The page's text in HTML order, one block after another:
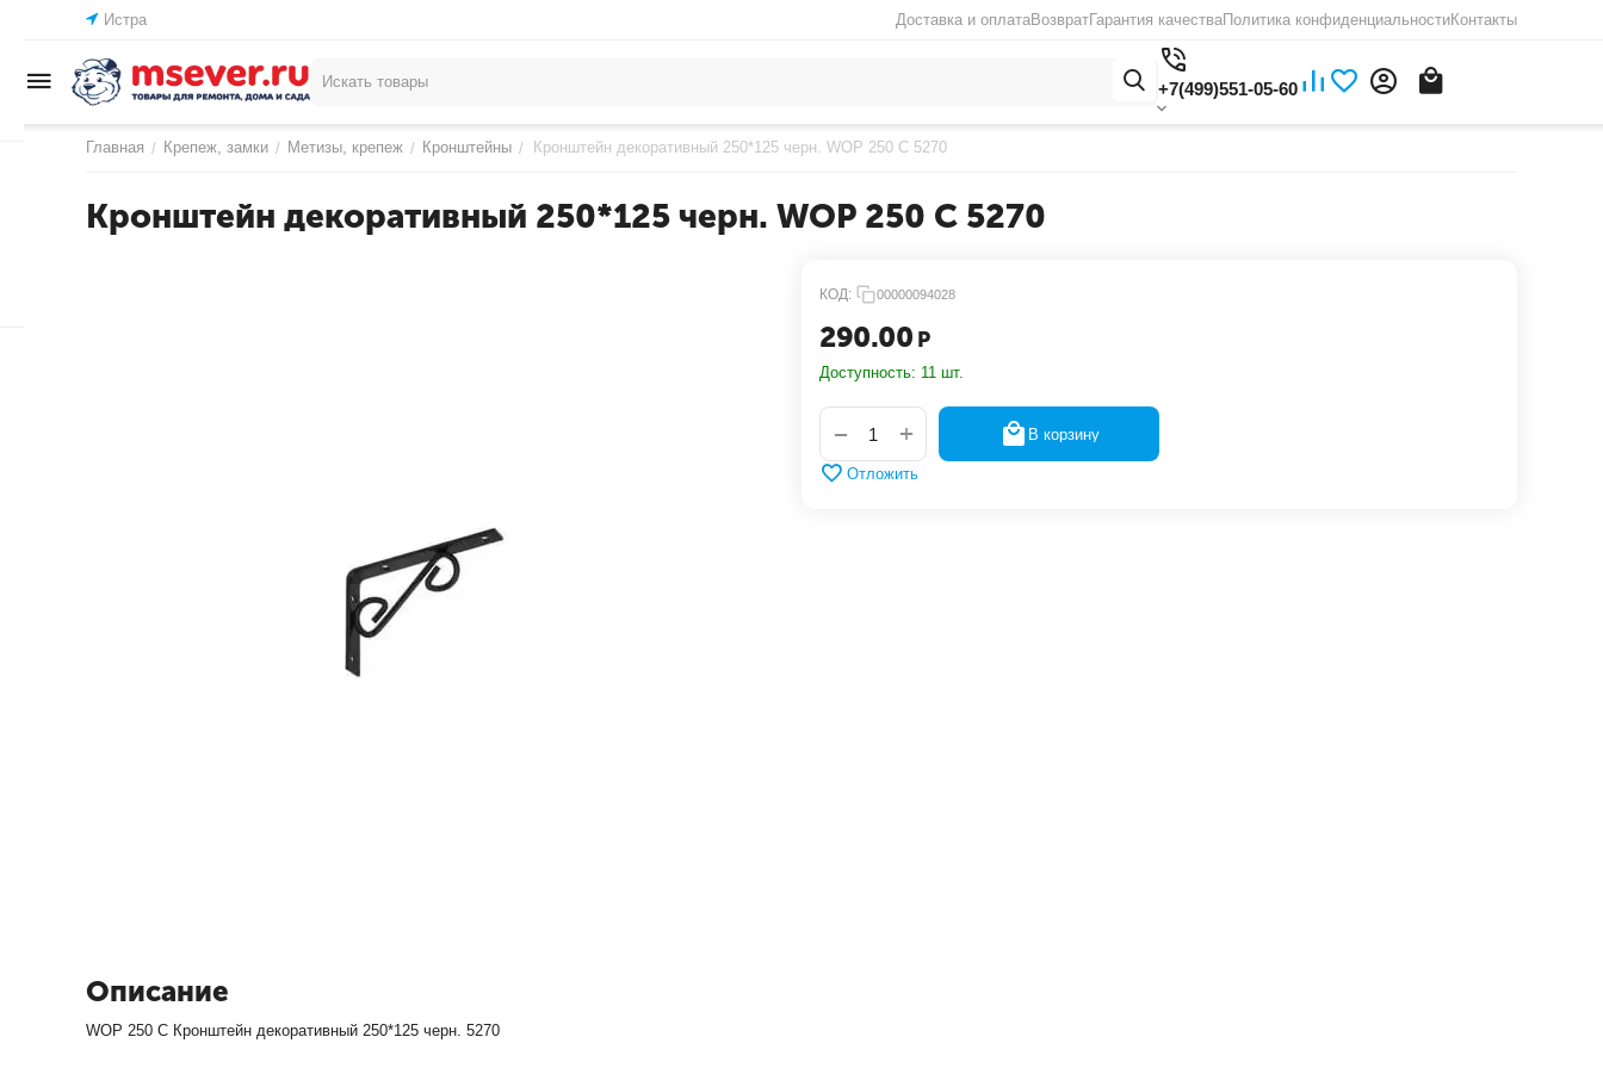
Истра Доставка и оплатаВозвратГарантия качестваПолитика конфиденциальностиКонтакты
+7(499)551-05-60
Главная / Крепеж, замки / Метизы, крепеж / Кронштейны / Кронштейн декоративный 250*125 черн. WOP 250 С 5270
Кронштейн декоративный 250*125 черн. WOP 250 С 5270
КОД: 00000094028
290.00 Р
Доступность: 11 шт.
+
− В корзину
Отложить
Описание
WOP 250 С Кронштейн декоративный 250*125 черн. 5270